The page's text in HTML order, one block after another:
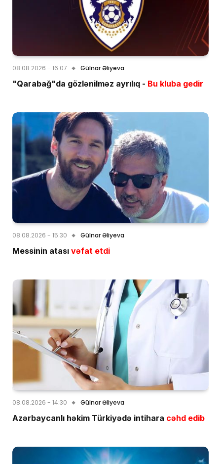
08.08.2026 - 16:07 Gülnar Əliyeva
"Qarabağ"da gözlənilməz ayrılıq - Bu kluba gedir
08.08.2026 - 15:30 Gülnar Əliyeva
Messinin atası vəfat etdi
08.08.2026 - 14:30 Gülnar Əliyeva
Azərbaycanlı həkim Türkiyədə intihara cəhd edib